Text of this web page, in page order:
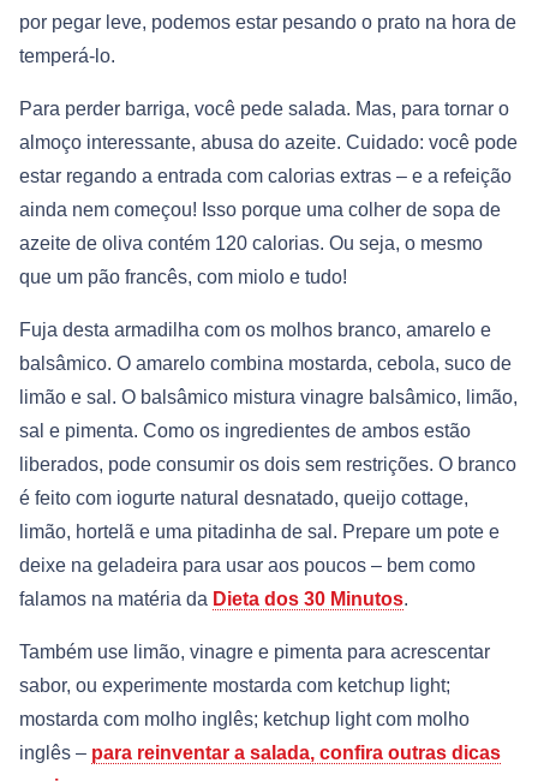
por pegar leve, podemos estar pesando o prato na hora de
temperá-lo.
Para perder barriga, você pede salada. Mas, para tornar o
almoço interessante, abusa do azeite. Cuidado: você pode
estar regando a entrada com calorias extras – e a refeição
ainda nem começou! Isso porque uma colher de sopa de
azeite de oliva contém 120 calorias. Ou seja, o mesmo
que um pão francês, com miolo e tudo!
Fuja desta armadilha com os molhos branco, amarelo e
balsâmico. O amarelo combina mostarda, cebola, suco de
limão e sal. O balsâmico mistura vinagre balsâmico, limão,
sal e pimenta. Como os ingredientes de ambos estão
liberados, pode consumir os dois sem restrições. O branco
é feito com iogurte natural desnatado, queijo cottage,
limão, hortelã e uma pitadinha de sal. Prepare um pote e
deixe na geladeira para usar aos poucos – bem como
falamos na matéria da Dieta dos 30 Minutos.
Também use limão, vinagre e pimenta para acrescentar
sabor, ou experimente mostarda com ketchup light;
mostarda com molho inglês; ketchup light com molho
inglês – para reinventar a salada, confira outras dicas